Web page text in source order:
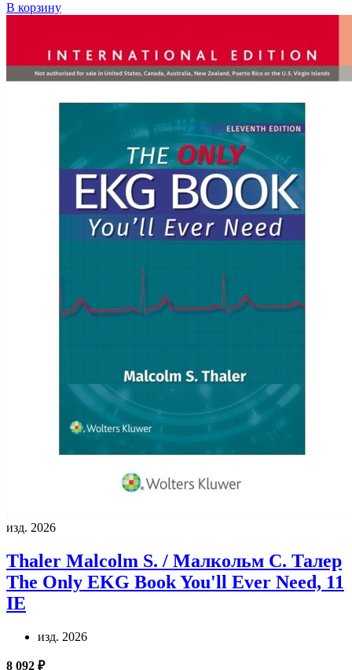
В корзину
изд. 2026
Thaler Malcolm S. / Малкольм С. Талер
The Only EKG Book You'll Ever Need, 11
IE
изд. 2026
8 092 ₽